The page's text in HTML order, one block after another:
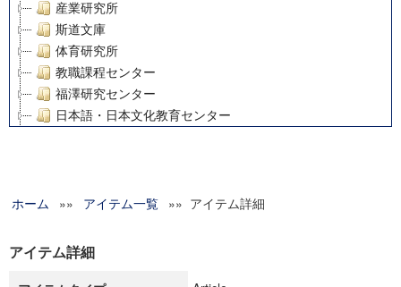
産業研究所
斯道文庫
体育研究所
教職課程センター
福澤研究センター
日本語・日本文化教育センター
グローバルリサーチインスティテュート
科学研究費補助金研究成果報告書
ホーム »» アイテム一覧 »» アイテム詳細
アイテム詳細